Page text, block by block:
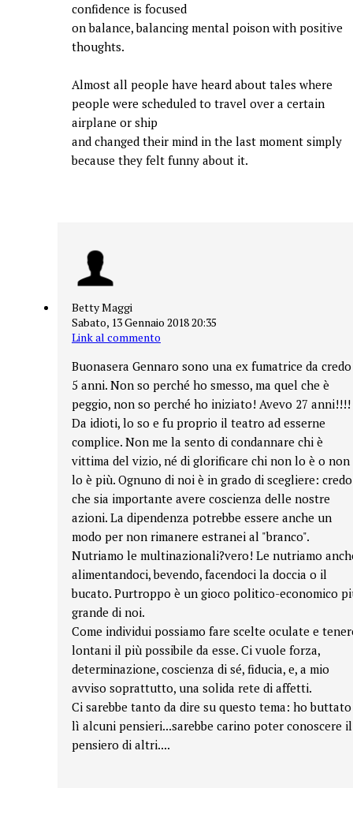
confidence is focused
on balance, balancing mental poison with positive
thoughts.
Almost all people have heard about tales where
people were scheduled to travel over a certain
airplane or ship
and changed their mind in the last moment simply
because they felt funny about it.
Betty Maggi
Sabato, 13 Gennaio 2018 20:35
Link al commento
Buonasera Gennaro sono una ex fumatrice da credo
5 anni. Non so perché ho smesso, ma quel che è
peggio, non so perché ho iniziato! Avevo 27 anni!!!!
Da idioti, lo so e fu proprio il teatro ad esserne
complice. Non me la sento di condannare chi è
vittima del vizio, né di glorificare chi non lo è o non
lo è più. Ognuno di noi è in grado di scegliere: credo
che sia importante avere coscienza delle nostre
azioni. La dipendenza potrebbe essere anche un
modo per non rimanere estranei al "branco".
Nutriamo le multinazionali?vero! Le nutriamo
alimentandoci, bevendo, facendoci la doccia o il
bucato. Purtroppo è un gioco politico-economico
grande di noi.
Come individui possiamo fare scelte oculate e
lontani il più possibile da esse. Ci vuole forza,
determinazione, coscienza di sé, fiducia, e, a mio
avviso soprattutto, una solida rete di affetti.
Ci sarebbe tanto da dire su questo tema: ho buttato
lì alcuni pensieri...sarebbe carino poter conoscere il
pensiero di altri....